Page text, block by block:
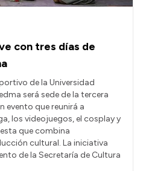
con tres días de
de la Universidad
será sede de la tercera
evento que reunirá a
los videojuegos, el cosplay y
que combina
cultural. La iniciativa
de la Secretaría de Cultura